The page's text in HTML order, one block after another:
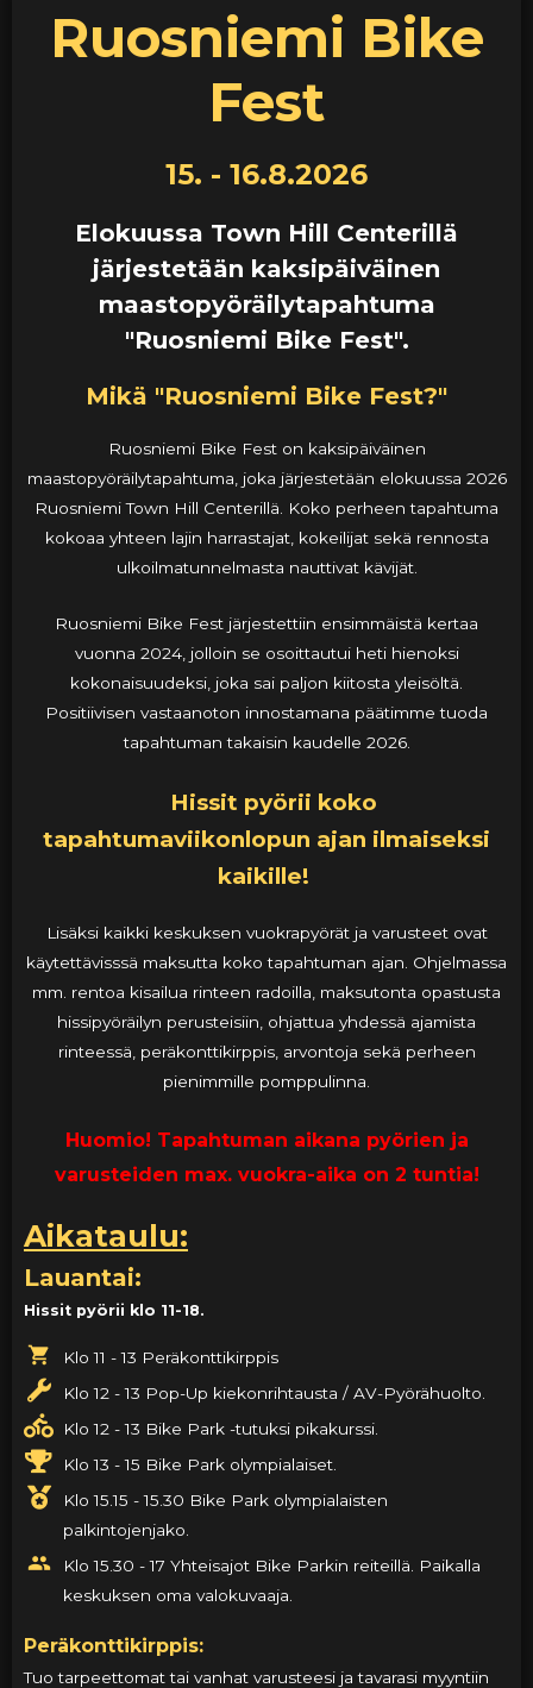
Ruosniemi Bike
Fest
15. - 16.8.2026
Elokuussa Town Hill Centerillä
järjestetään kaksipäiväinen
maastopyöräilytapahtuma
"Ruosniemi Bike Fest".
Mikä "Ruosniemi Bike Fest?"
Ruosniemi Bike Fest on kaksipäiväinen
maastopyöräilytapahtuma, joka järjestetään elokuussa 2026
Ruosniemi Town Hill Centerillä. Koko perheen tapahtuma
kokoaa yhteen lajin harrastajat, kokeilijat sekä rennosta
ulkoilmatunnelmasta nauttivat kävijät.
Ruosniemi Bike Fest järjestettiin ensimmäistä kertaa
vuonna 2024, jolloin se osoittautui heti hienoksi
kokonaisuudeksi, joka sai paljon kiitosta yleisöltä.
Positiivisen vastaanoton innostamana päätimme tuoda
tapahtuman takaisin kaudelle 2026.
Hissit pyörii koko
tapahtumaviikonlopun ajan ilmaiseksi
kaikille!
Lisäksi kaikki keskuksen vuokrapyörät ja varusteet ovat
käytettävisssä maksutta koko tapahtuman ajan. Ohjelmassa
mm. rentoa kisailua rinteen radoilla, maksutonta opastusta
hissipyöräilyn perusteisiin, ohjattua yhdessä ajamista
rinteessä, peräkonttikirppis, arvontoja sekä perheen
pienimmille pomppulinna.
Huomio! Tapahtuman aikana pyörien ja
varusteiden max. vuokra-aika on 2 tuntia!
Aikataulu:
Lauantai:
Hissit pyörii klo 11-18.
Klo 11 - 13 Peräkonttikirppis
Klo 12 - 13 Pop-Up kiekonrihtausta / AV-Pyörähuolto.
Klo 12 - 13 Bike Park -tutuksi pikakurssi.
Klo 13 - 15 Bike Park olympialaiset.
Klo 15.15 - 15.30 Bike Park olympialaisten
palkintojenjako.
Klo 15.30 - 17 Yhteisajot Bike Parkin reiteillä. Paikalla
keskuksen oma valokuvaaja.
Peräkonttikirppis:
Tuo tarpeettomat tai vanhat varusteesi ja tavarasi myyntiin